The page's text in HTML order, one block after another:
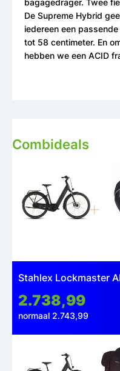
Combideals
Stahlex Lockmaster
2.738,99
normaal 2.743,99
De Supreme Hybrid
iedereen een
tot 58 centimeter. En
hebben we een ACID